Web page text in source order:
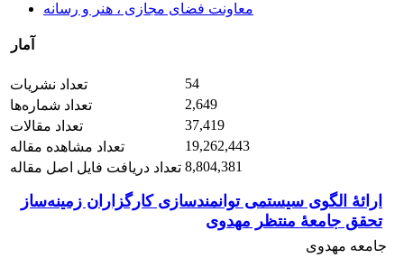
معاونت فضای مجازی ، هنر و رسانه
آمار
تعداد نشریات
54
تعداد شماره‌ها
2,649
تعداد مقالات
37,419
تعداد مشاهده مقاله
19,262,443
تعداد دریافت فایل اصل مقاله 8,804,381
ارائۀ الگوی سیستمی توانمندسازی کارگزاران زمینه‌ساز
تحقق جامعۀ منتظر مهدوی
جامعه مهدوی